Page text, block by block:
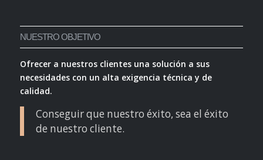
NUESTRO OBJETIVO
Ofrecer a nuestros clientes una solución a sus
necesidades con un alta exigencia técnica y de
calidad.
Conseguir que nuestro éxito, sea el éxito
de nuestro cliente.